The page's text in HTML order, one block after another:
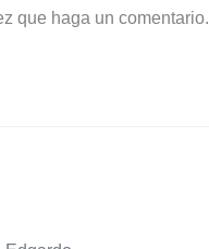
que haga un comentario.